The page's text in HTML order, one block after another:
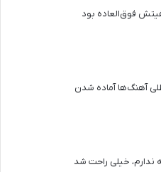
فوق‌العاده بود
آهنگ‌ها آماده شدن
ندارم، خیلی راحت شد